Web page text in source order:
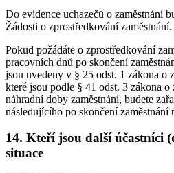
Do evidence uchazečů o zaměstnání
Žádosti o zprostředkování zaměstnání.
Pokud požádáte o zprostředkování
pracovních dnů po skončení
jsou uvedeny v § 25 odst. 1 zákona o
které jsou podle § 41 odst. 3 zákona o
náhradní doby zaměstnání, budete
následujícího po skončení zaměstnání
14. Kteří jsou další účastníci
situace